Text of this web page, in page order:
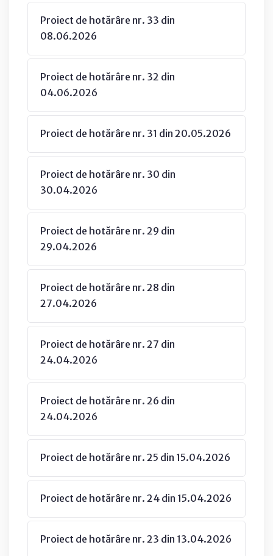
Proiect de hotărâre nr. 33 din
08.06.2026
Proiect de hotărâre nr. 32 din
04.06.2026
Proiect de hotărâre nr. 31 din 20.05.2026
Proiect de hotărâre nr. 30 din
30.04.2026
Proiect de hotărâre nr. 29 din
29.04.2026
Proiect de hotărâre nr. 28 din
27.04.2026
Proiect de hotărâre nr. 27 din
24.04.2026
Proiect de hotărâre nr. 26 din
24.04.2026
Proiect de hotărâre nr. 25 din 15.04.2026
Proiect de hotărâre nr. 24 din 15.04.2026
Proiect de hotărâre nr. 23 din 13.04.2026